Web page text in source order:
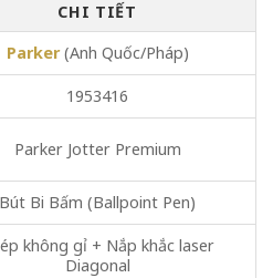
CHI TIẾT
Parker(Anh Quốc/Pháp)
1953416
Parker Jotter Premium
Bút Bi Bấm (Ballpoint Pen)
không gỉ + Nắp khắc laser
Diagonal